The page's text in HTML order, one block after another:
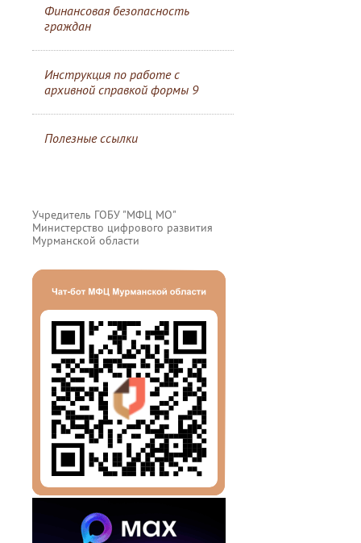
Финансовая безопасность
граждан
Инструкция по работе с
архивной справкой формы 9
Полезные ссылки
Учредитель ГОБУ "МФЦ МО"
Министерство цифрового развития
Мурманской области